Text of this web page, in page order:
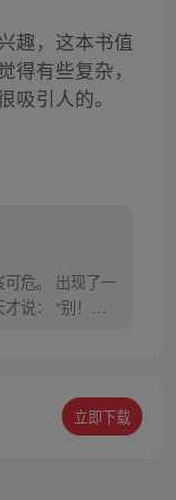
趣，这本书值
有些复杂，
引人的。
危。 出现了一
说： “别！别
立即下载